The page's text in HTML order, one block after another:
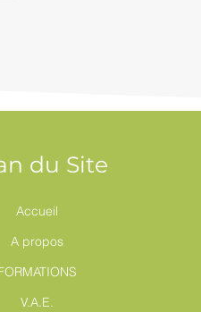
du Site
Accueil
A propos
V.A.E.